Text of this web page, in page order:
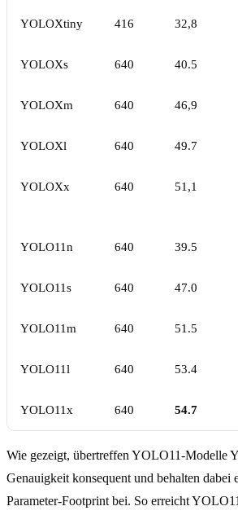
YOLOXtiny 416 32,8
YOLOXs 640 40.5
YOLOXm 640 46,9
YOLOXl 640 49.7
YOLOXx 640 51,1
YOLO11n 640 39.5
YOLO11s 640 47.0
YOLO11m 640 51.5
YOLO11l 640 53.4
YOLO11x 640 54.7
Wie gezeigt, übertreffen YOLO11-Modelle
Genauigkeit konsequent und behalten dabei
Parameter-Footprint bei. So erreicht